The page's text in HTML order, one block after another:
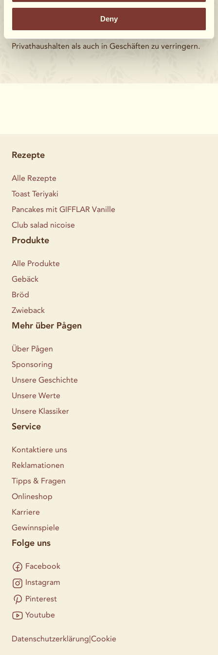
Deny
hält länger. Die lange Haltbarkeit ist uns sehr wichtig,
da sie dazu beiträgt, das Risiko von
Privathaushalten als auch in Geschäften zu verringern.
Rezepte
Alle Rezepte
Toast Teriyaki
Pancakes mit GIFFLAR Vanille
Club salad nicoise
Produkte
Alle Produkte
Gebäck
Bröd
Zwieback
Mehr über Pågen
Über Pågen
Sponsoring
Unsere Geschichte
Unsere Werte
Unsere Klassiker
Service
Kontaktiere uns
Reklamationen
Tipps & Fragen
Onlineshop
Karriere
Gewinnspiele
Folge uns
Facebook
Instagram
Pinterest
Youtube
Datenschutzerklärung Cookie